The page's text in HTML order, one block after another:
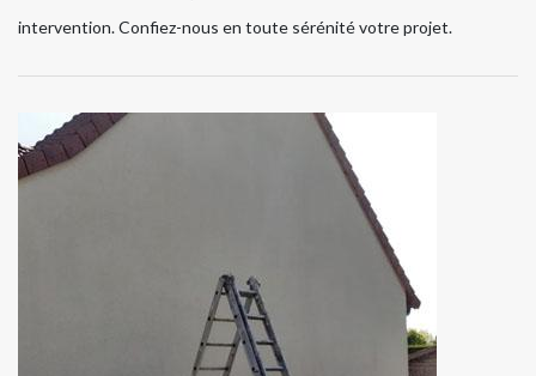
intervention. Confiez-nous en toute sérénité votre projet.